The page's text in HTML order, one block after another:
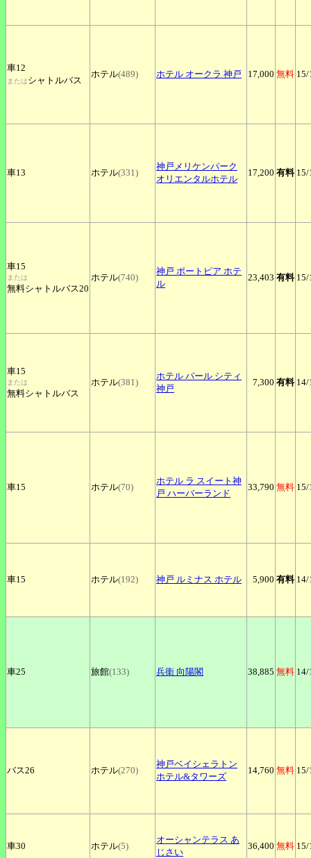
車12
またはシャトルバス
ホテル(489) ホテル オークラ 神戸 17,000 無料 15/
車13 ホテル(331)
神戸メリケンパーク
オリエンタルホテル
17,200 有料 15/
車15
または
無料シャトルバス20
ホテル(740)
神戸 ポートピア ホテ
ル
23,403 有料 15/
車15
または
無料シャトルバス
ホテル(381)
ホテル パール シティ
神戸
7,300 有料 14/
車15 ホテル(70)
ホテル ラ スイート神
戸 ハーバーランド
33,790 無料 15/
車15 ホテル(192) 神戸 ルミナス ホテル 5,900 有料 14/
車25 旅館(133) 兵衛 向陽閣 38,885 無料 14/
バス26 ホテル(270)
神戸ベイシェラトン
ホテル&タワーズ
14,760 無料 15/
車30 ホテル(5)
オーシャンテラス あ
じさい
36,400 無料 15/